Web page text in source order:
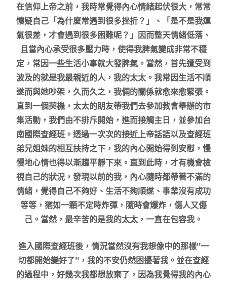
在信仰上帝之前，我時常覺得內心情緒起伏很大，常常
懷疑自己「為什麼常遇到很多挫折？」、「是不是我運
氣很差，才會遇到很多困難呢？」因而整天情緒低落、
且當內心承受很多壓力時，使得我脾氣變成非常不穩
定，常因一些生活小事就大發脾氣。當然，首先遭受到
波及的就是我最親近的人，我的太太。我常因生活不順
遂而與她吵架，久而久之，我倆的關係就愈來愈緊張。
直到一個契機，太太的朋友帶我們去參加教會舉辦的市
集活動，我們由不排斥開始，進而接觸主日，並參加台
南國際查經班。透過一次次的接近上帝話語以及查經班
弟兄姐妹的相互扶持之下，我的內心開始得到安慰，慢
慢地心情也得以漸趨平靜下來。直到此時，才有機會檢
視自己的狀況，發現以前的我，內心隨時都帶著不滿的
情緒，覺得自己不夠好、生活不夠順遂、事業沒有成功
等等，猶如一顆不定時炸彈，隨時會爆炸，傷人又傷
己。當然，最辛苦的是我的太太，一直在包容我。
進入國際查經班後，情況當然沒有我想像中的那樣”一
切都開始變好了”，我的不安仍然困擾著我。並在查經
的過程中，好幾次我都想放棄了，因為我覺得我的內心